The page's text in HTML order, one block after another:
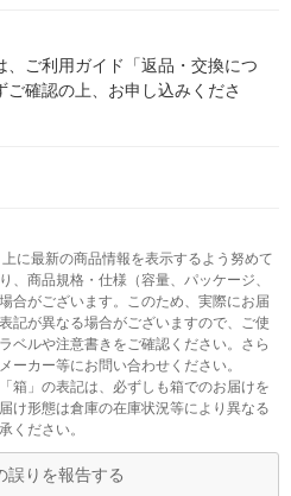
、ご利用ガイド「返品・交換につ
ご確認の上、お申し込みくださ
に最新の商品情報を表示するよう努めて
、商品規格・仕様（容量、パッケージ、
合がございます。このため、実際にお届
記が異なる場合がございますので、ご使
ベルや注意書きをご確認ください。さら
ーカー等にお問い合わせください。
箱」の表記は、必ずしも箱でのお届けを
け形態は倉庫の在庫状況等により異なる
ください。
誤りを報告する